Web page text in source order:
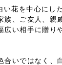
花を中心にし
族、ご友人、親
広い相手に贈り
合いではなく、